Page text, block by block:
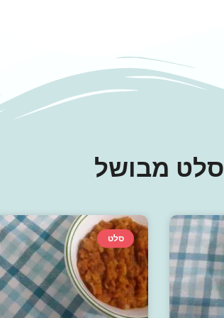
סלט מבושל
סלט